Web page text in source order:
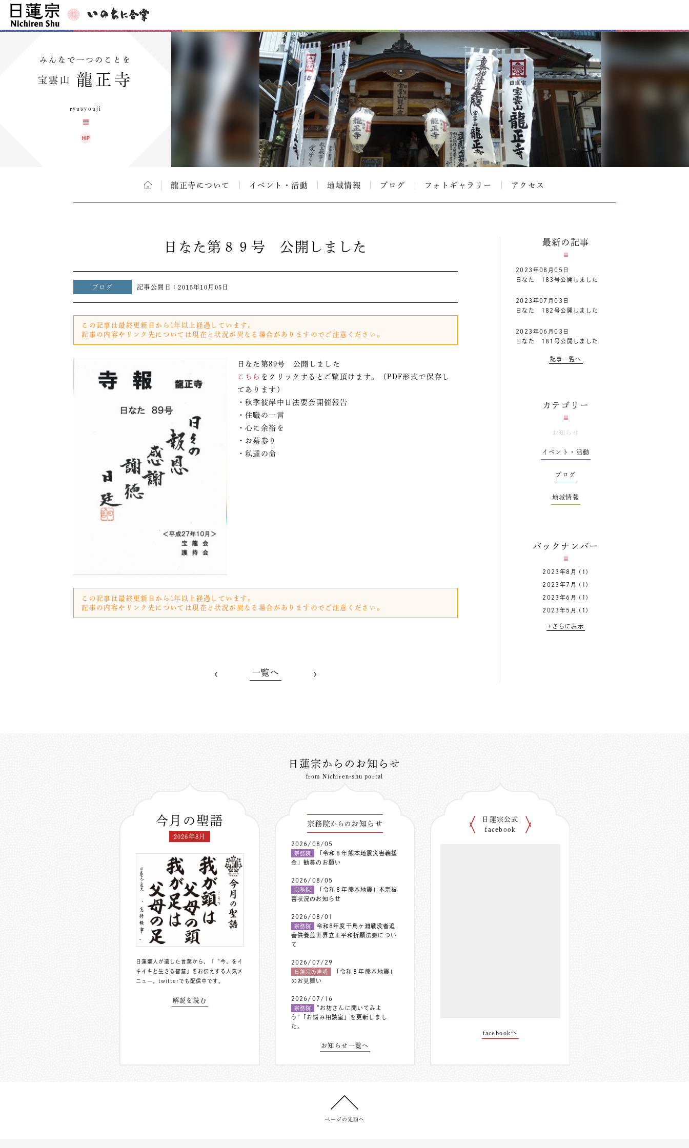
みんなで一つのことを
宝雲山 龍正寺
ryusyouji
龍正寺について イベント・活動 地域情報 ブログ フォトギャラリー アクセス
日なた第８９号 公開しました
ブログ 記事公開日：2015年10月05日
この記事は最終更新日から1年以上経過しています。
記事の内容やリンク先については現在と状況が異なる場合がありますのでご注意ください。
日なた第89号 公開しました
こちら をクリックするとご覧頂けます。（PDF形式で保存し
てあります）
・秋季彼岸中日法要会開催報告
・住職の一言
・心に余裕を
・お墓参り
・私達の命
この記事は最終更新日から1年以上経過しています。
記事の内容やリンク先については現在と状況が異なる場合がありますのでご注意ください。
一覧へ
最新の記事
2023年08月05日
日なた 183号公開しました
2023年07月03日
日なた 182号公開しました
2023年06月03日
日なた 181号公開しました
記事一覧へ
カテゴリー
お知らせ
イベント・活動
ブログ
地域情報
バックナンバー
2023年8月 (1)
2023年7月 (1)
2023年6月 (1)
2023年5月 (1)
+さらに表示
日蓮宗からのお知らせ
from Nichiren-shu portal
今月の聖語
2026年8月
日蓮聖人が遺した言葉から、「〝今〟をイ
キイキと生きる智慧」をお伝えする人気メ
ニュー。 twitterでも配信中 です。
解説を読む
宗務院からの お知らせ
2026/08/05
宗務院
「令和８年熊本地震災害義援
金」勧募のお願い
2026/08/05
宗務院
「令和８年熊本地震」本宗被
害状況のお知らせ
2026/08/01
宗務院
令和8年度千鳥ヶ淵戦没者追
善供養並世界立正平和祈願法要につい
て
2026/07/29
日蓮宗の声明
「令和８年熊本地震」
のお見舞い
2026/07/16
宗務院
”お坊さんに聞いてみよ
う”「お悩み相談室」を更新しまし
た。
お知らせ一覧へ
日蓮宗公式
facebook
facebookへ
ページの先頭へ